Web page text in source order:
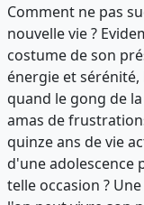
Comment ne pas
nouvelle vie ?
costume de son
énergie et sérénité,
quand le gong de
amas de
quinze ans de vie
d'une adolescence
telle occasion ?